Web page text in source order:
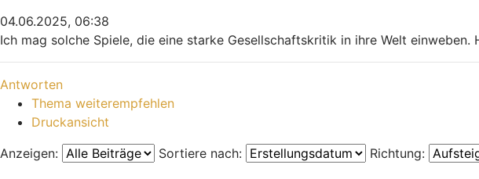
04.06.2025, 06:38
Ich mag solche Spiele, die eine starke Gesellschaftskritik in ihre Welt
Antworten
Thema weiterempfehlen
Druckansicht
Anzeigen:
Sortiere nach: Richtung: